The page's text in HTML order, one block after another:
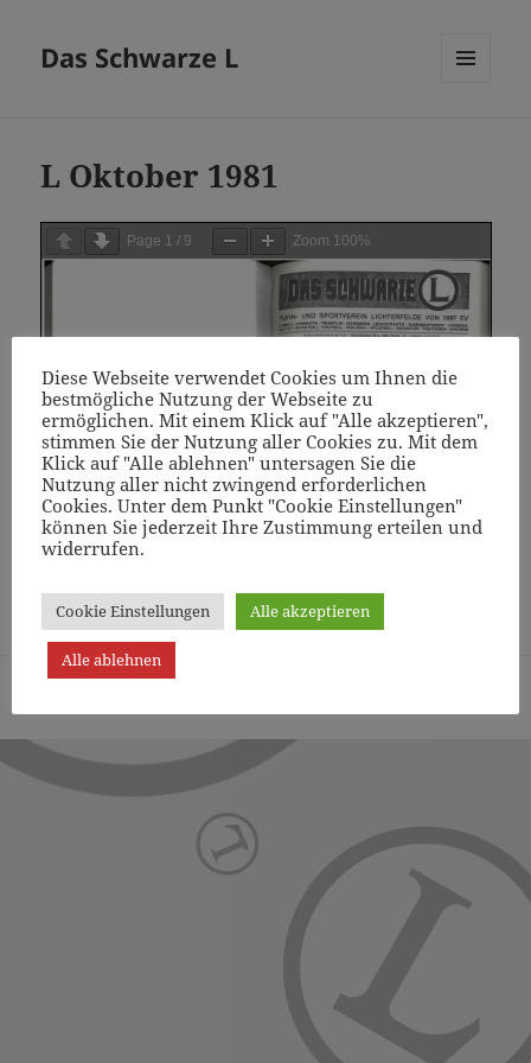
Das Schwarze L
L Oktober 1981
Page 1 / 9 Zoom 100%
Page1/9 Zoom100%
Diese Webseite verwendet Cookies um Ihnen die
bestmögliche Nutzung der Webseite zu
ermöglichen. Mit einem Klick auf "Alle akzeptieren",
stimmen Sie der Nutzung aller Cookies zu. Mit dem
Klick auf "Alle ablehnen" untersagen Sie die
Nutzung aller nicht zwingend erforderlichen
Cookies. Unter dem Punkt "Cookie Einstellungen"
können Sie jederzeit Ihre Zustimmung erteilen und
widerrufen.
Cookie Einstellungen Alle akzeptieren
Alle ablehnen